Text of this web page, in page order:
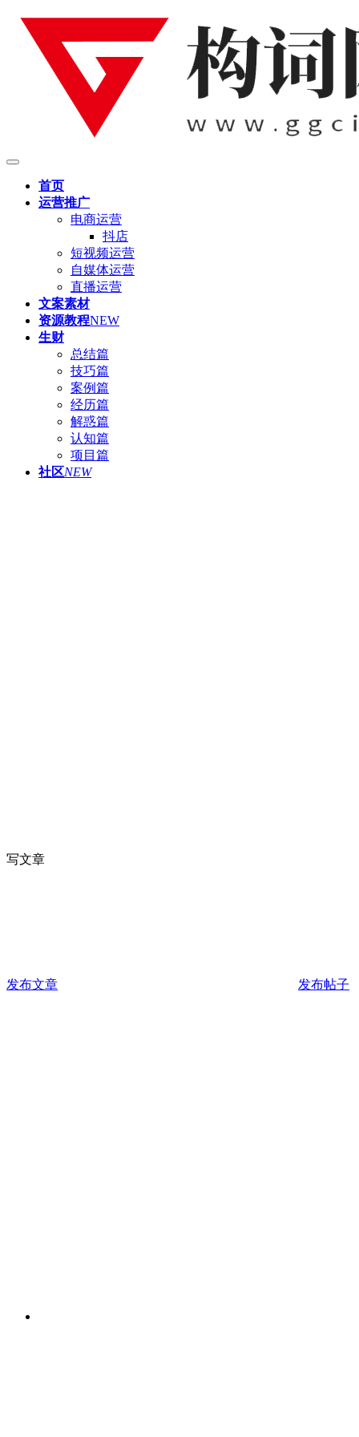
首页
运营推广
电商运营
抖店
短视频运营
自媒体运营
直播运营
文案素材
资源教程NEW
生财
总结篇
技巧篇
案例篇
经历篇
解惑篇
认知篇
项目篇
社区NEW
写文章
发布文章 发布帖子